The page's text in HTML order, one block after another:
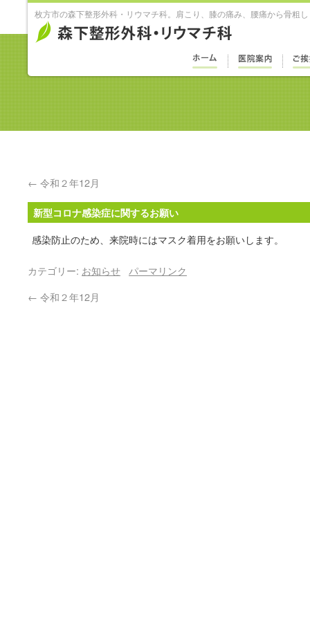
枚方市の森下整形外科・リウマチ科。肩こり、膝の痛み、腰痛から骨粗
← 令和２年12月
新型コロナ感染症に関するお願い
感染防止のため、来院時にはマスク着用をお願いします。
カテゴリー: お知らせ
パーマリンク
← 令和２年12月